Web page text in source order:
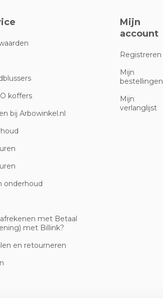
koffers
bij Arbowinkel.nl
onderhoud
met Betaal
met Billink?
en retourneren
Mijn
account
Registreren
Mijn
bestellingen
Mijn
verlanglijst